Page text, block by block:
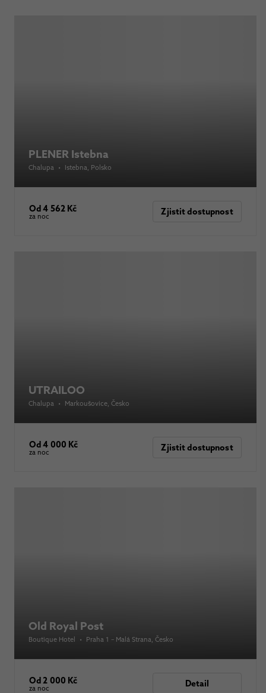
PLENER Istebna
Chalupa • Istebna , Polsko
Od 4 562 Kč
za noc Zjistit dostupnost
UTRAILOO
Chalupa • Markoušovice , Česko
Od 4 000 Kč
za noc Zjistit dostupnost
Old Royal Post
Boutique Hotel • Praha 1 – Malá Strana , Česko
Od 2 000 Kč
za noc Detail